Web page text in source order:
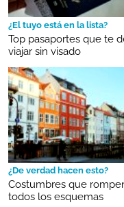
¿El tuyo está en la lista?
Top pasaportes que te
viajar sin visado
¿De verdad hacen esto?
Costumbres que
todos los esquemas